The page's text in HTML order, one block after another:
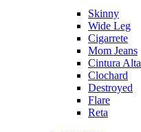
Skinny
Wide Leg
Cigarrete
Mom Jeans
Cintura Alta
Clochard
Destroyed
Flare
Reta